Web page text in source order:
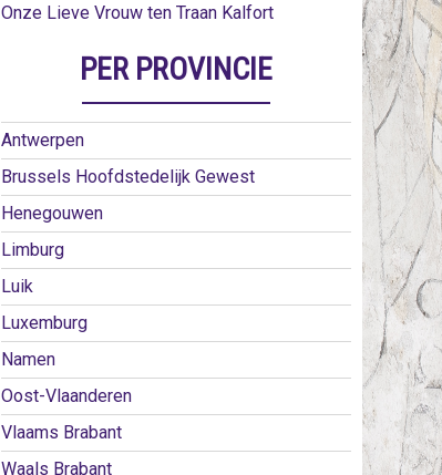
Onze Lieve Vrouw ten Traan Kalfort
PER PROVINCIE
Antwerpen
Brussels Hoofdstedelijk Gewest
Henegouwen
Limburg
Luik
Luxemburg
Namen
Oost-Vlaanderen
Vlaams Brabant
Waals Brabant